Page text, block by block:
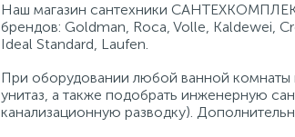
Наш магазин сантехники
брендов: Goldman, Roca, Volle, Kaldewei,
Ideal Standard, Laufen.
При оборудовании любой ванной комнаты
унитаз, а также подобрать инженерную
канализационную разводку).